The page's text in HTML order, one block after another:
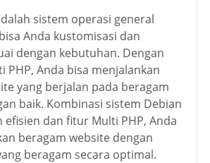
sistem operasi general
Anda kustomisasi dan
dengan kebutuhan. Dengan
PHP, Anda bisa menjalankan
yang berjalan pada beragam
baik. Kombinasi sistem Debian
efisien dan fitur Multi PHP, Anda
beragam website dengan
beragam secara optimal.